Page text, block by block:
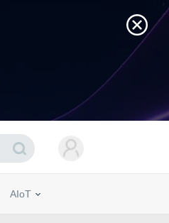
AIoT